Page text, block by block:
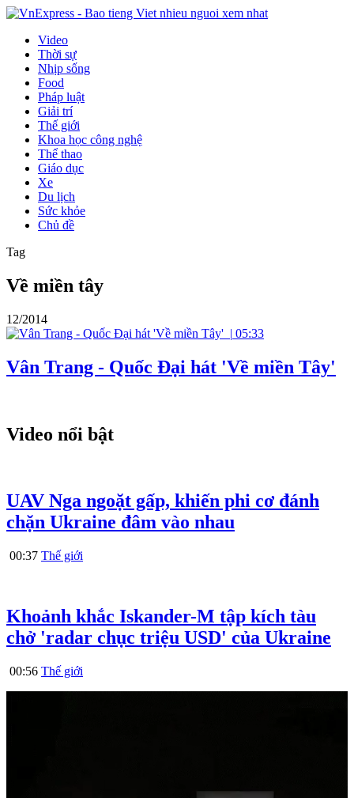
Video
Thời sự
Nhịp sống
Food
Pháp luật
Giải trí
Thế giới
Khoa học công nghệ
Thể thao
Giáo dục
Xe
Du lịch
Sức khỏe
Chủ đề
Tag
Về miền tây
12/2014
| 05:33
Vân Trang - Quốc Đại hát 'Về miền Tây'
Video nổi bật
UAV Nga ngoặt gấp, khiến phi cơ đánh
chặn Ukraine đâm vào nhau
00:37 Thế giới
Khoảnh khắc Iskander-M tập kích tàu
chở 'radar chục triệu USD' của Ukraine
00:56 Thế giới